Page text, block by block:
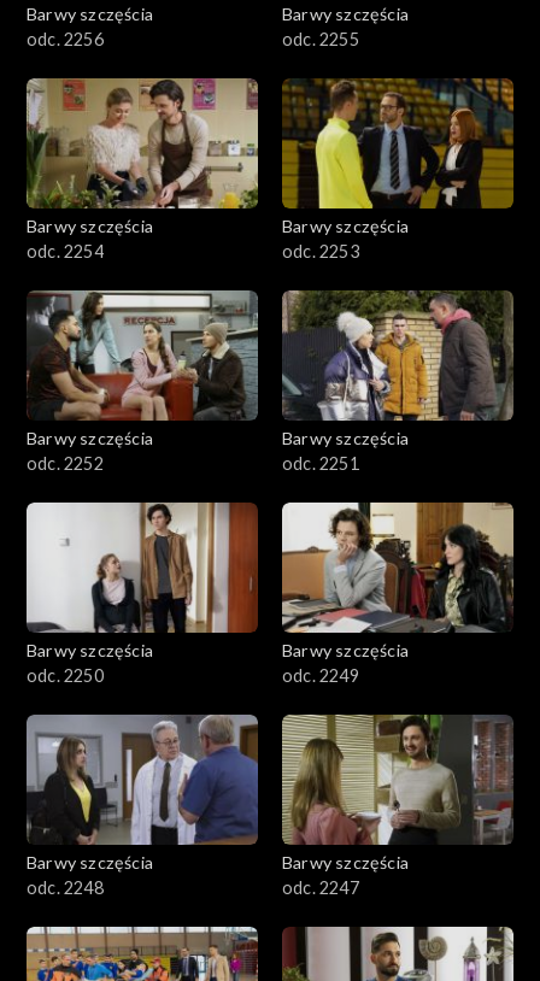
Barwy szczęścia
odc. 2256
Barwy szczęścia
odc. 2255
Barwy szczęścia
odc. 2254
Barwy szczęścia
odc. 2253
Barwy szczęścia
odc. 2252
Barwy szczęścia
odc. 2251
Barwy szczęścia
odc. 2250
Barwy szczęścia
odc. 2249
Barwy szczęścia
odc. 2248
Barwy szczęścia
odc. 2247